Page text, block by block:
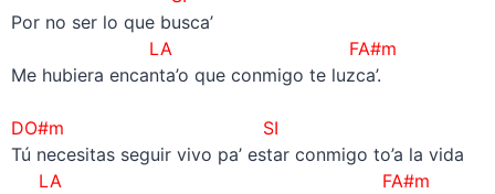
Por no ser lo que busca’
LA FA#m
Me hubiera encanta’o que conmigo te luzca’.
DO#m SI
Tú necesitas seguir vivo pa’ estar conmigo to’a la vida
LA FA#m